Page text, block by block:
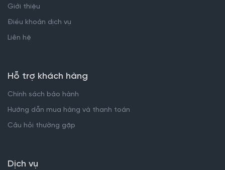
Giới thiệu
Điều khoản dịch vụ
Liên hệ
Hỗ trợ khách hàng
Chính sách bảo hành
Hướng dẫn mua hàng và thanh toán
Câu hỏi thường gặp
Dịch vụ